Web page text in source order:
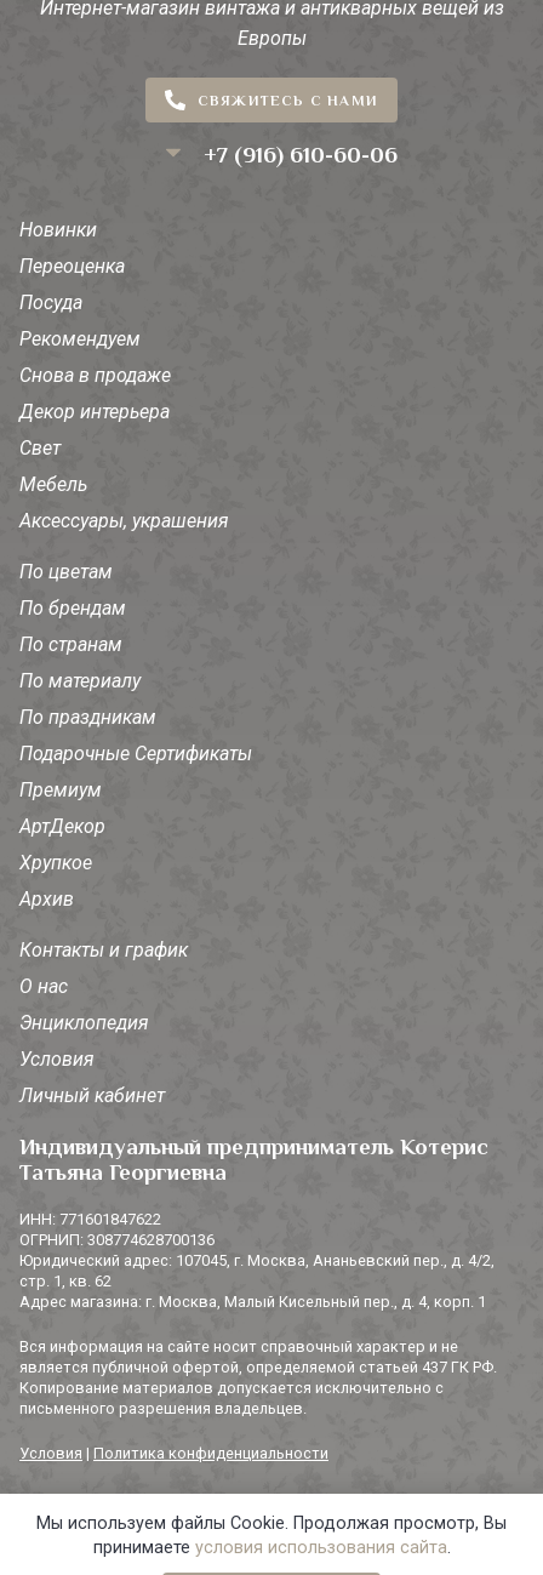
Интернет-магазин винтажа и антикварных вещей из
Европы
СВЯЖИТЕСЬ С НАМИ
+7 (916) 610-60-06
Новинки
Переоценка
Посуда
Рекомендуем
Снова в продаже
Декор интерьера
Свет
Мебель
Аксессуары, украшения
По цветам
По брендам
По странам
По материалу
По праздникам
Подарочные Сертификаты
Премиум
АртДекор
Хрупкое
Архив
Контакты и график
О нас
Энциклопедия
Условия
Личный кабинет
Индивидуальный предприниматель Котерис
Татьяна Георгиевна
ИНН: 771601847622
ОГРНИП: 308774628700136
Юридический адрес: 107045, г. Москва, Ананьевский пер., д. 4/2,
стр. 1, кв. 62
Адрес магазина: г. Москва, Малый Кисельный пер., д. 4, корп. 1
Вся информация на сайте носит справочный характер и не
является публичной офертой, определяемой статьей 437 ГК РФ.
Копирование материалов допускается исключительно с
письменного разрешения владельцев.
Условия | Политика конфиденциальности
© 2014-2026 «3 СОРОКИ». Все права защищены.
Мы используем файлы Cookie. Продолжая просмотр, Вы
принимаете условия использования сайта.